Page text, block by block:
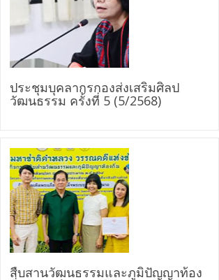
ประชุมบุคลากรกองส่งเสริมศิลป
วัฒนธรรม ครั้งที่ 5 (5/2568)
สืบสานวัฒนธรรมและภูมิปัญญาท้อง